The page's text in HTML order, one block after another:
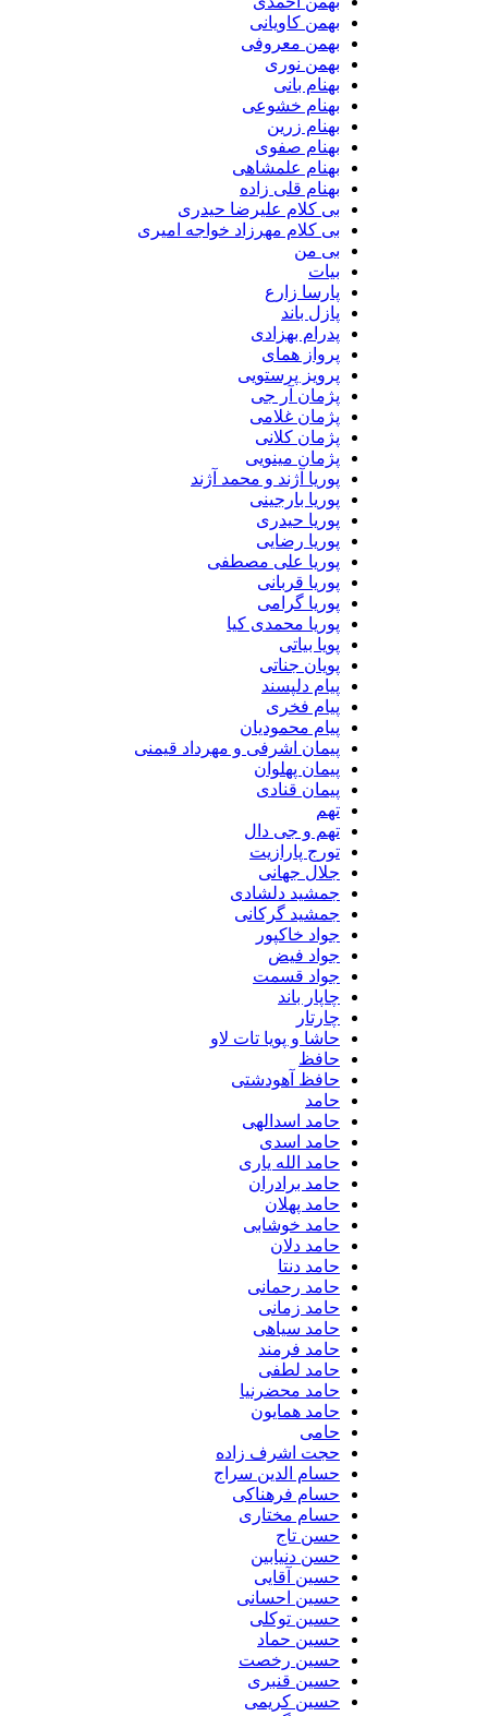
بهمن کاویانی
بهمن معروفی
بهمن نوری
بهنام بانی
بهنام خشوعی
بهنام زرین
بهنام صفوی
بهنام علمشاهی
بهنام قلی زاده
بی کلام علیرضا حیدری
بی کلام مهرزاد خواجه امیری
پارسا زارع
پازل باند
پدرام بهزادی
پرواز همای
پرویز پرستویی
پژمان آر جی
پژمان غلامی
پژمان کلانی
پژمان مینویی
پوریا آژند و محمد آژند
پوریا بارجینی
پوریا حیدری
پوریا رضایی
پوریا علی مصطفی
پوریا قربانی
پوریا گرامی
پوریا محمدی کیا
پویا بیاتی
پویان جناتی
پیام دلپسند
پیام فخری
پیام محمودیان
پیمان اشرفی و مهرداد قیمنی
پیمان پهلوان
پیمان قنادی
تهم و جی دال
تورج پارازیت
جلال جهانی
جمشید دلشادی
جمشید گرکانی
جواد خاکپور
جواد فیض
جواد قسمت
چاپار باند
حاشا و پویا تات لاو
حافظ آهودشتی
حامد اسدالهی
حامد اسدی
حامد الله یاری
حامد برادران
حامد پهلان
حامد خوشابی
حامد دلان
حامد دنتا
حامد رحمانی
حامد زمانی
حامد سیاهی
حامد فرمند
حامد لطفی
حامد محضرنیا
حامد همایون
حجت اشرف زاده
حسام الدین سراج
حسام فرهناکی
حسام مختاری
حسن تاج
حسن دنیابین
حسین آقایی
حسین احسانی
حسین توکلی
حسین حماد
حسین رخصت
حسین قنبری
حسین کریمی